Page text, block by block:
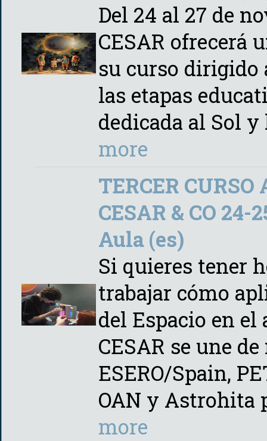
Del 24 al 27 de
CESAR ofrecerá
su curso dirigido
las etapas
dedicada al Sol
more
TERCER CURSO
CESAR & CO 24-
Aula (es)
Si quieres tener
trabajar cómo
del Espacio en el
CESAR se une
ESERO/Spain,
OAN y Astrohita
more